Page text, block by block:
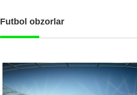
Futbol obzorlar